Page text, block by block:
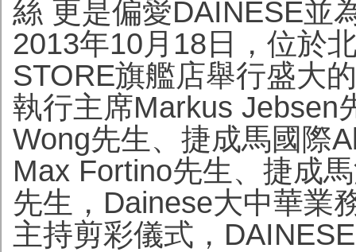
絲 更是偏愛DAINESE並
2013年10月18日，位於
STORE旗艦店舉行盛大
執行主席Markus Jebsen
Wong先生、捷成馬國際
Max Fortino先生、捷成
先生，Dainese大中華業
主持剪彩儀式，